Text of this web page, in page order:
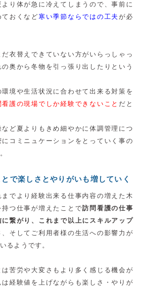
り体が急に冷えてしまうので、事前に
おくなど寒い季節ならではの工夫が必
衣替えできていない方がいらっしゃっ
奥から冬物を引っ張り出したりという
境や生活状況に合わせて出来る対策を
看護の現場でしか経験できないこと だと
ど夏よりもきめ細やかに体調管理につ
コミニュケーションをとっていく事の
で楽しさとやりがいも増していく
でより経験出来る仕事内容の増えた木
つ仕事が増えたことで訪問看護の仕事
繋がり、これまで以上にスキルアップ
、そしてご利用者様の生活への影響力が
るようです。
苦労や大変さもより多く感じる機会が
経験値を上げながらも楽しさ・やりが